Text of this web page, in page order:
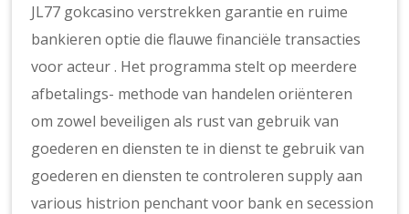
JL77 gokcasino verstrekken garantie en ruime
bankieren optie die flauwe financiële transacties
voor acteur . Het programma stelt op meerdere
afbetalings- methode van handelen oriënteren
om zowel beveiligen als rust van gebruik van
goederen en diensten te in dienst te gebruik van
goederen en diensten te controleren supply aan
various histrion penchant voor bank en secession